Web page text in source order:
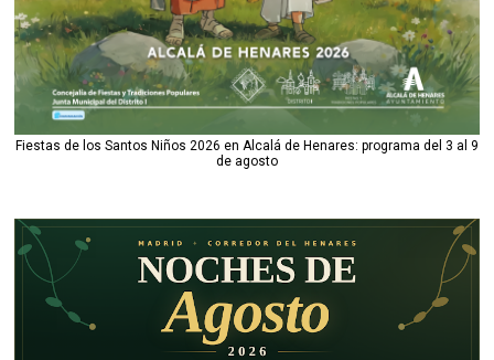
Fiestas de los Santos Niños 2026 en Alcalá de Henares: programa del 3 al 9
de agosto